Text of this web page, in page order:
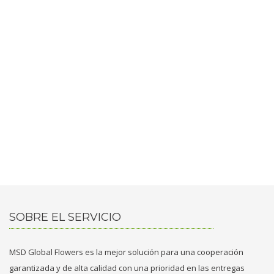
SOBRE EL SERVICIO
MSD Global Flowers es la mejor solución para una cooperación
garantizada y de alta calidad con una prioridad en las entregas